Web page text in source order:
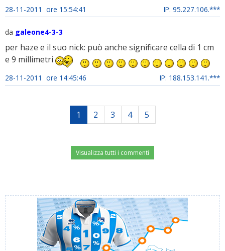
28-11-2011 ore 15:54:41 IP: 95.227.106.***
da galeone4-3-3
per haze e il suo nick: può anche significare cella di 1 cm
e 9 millimetri
28-11-2011 ore 14:45:46 IP: 188.153.141.***
1 2 3 4 5
Visualizza tutti i commenti